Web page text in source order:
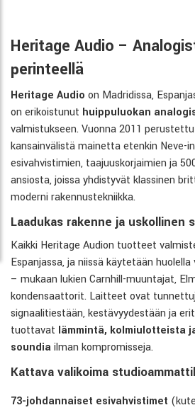
Heritage Audio –
perinteellä
Heritage Audio on Madridissa,
on erikoistunut huippuluokan
valmistukseen. Vuonna 2011
kansainvälistä mainetta etenkin Neve-
esivahvistimien, taajuuskorjaimien ja
ansiosta, joissa yhdistyvät klassinen
moderni rakennustekniikka.
Laadukas rakenne ja uskollinen
Kaikki Heritage Audion tuotteet
Espanjassa, ja niissä käytetään
– mukaan lukien Carnhill-muuntajat,
kondensaattorit. Laitteet ovat
signaalitiestään, kestävyydestään ja
tuottavat lämmintä, kolmiulotteista
soundiailman kompromisseja.
Kattava valikoima
73-johdannaiset esivahvistimet